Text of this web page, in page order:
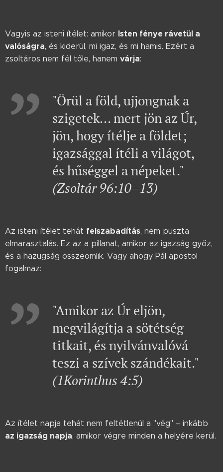
Vagyis az isteni ítélet: amikor Isten fénye rávetül a
valóságra, és kiderül, mi igaz, és mi hamis. Ezért a
zsoltáros nem fél tőle, hanem várja:
"Örül a föld, ujjongnak a
szigetek... mert jön az Úr,
jön, hogy ítélje a földet;
igazsággal ítéli a világot,
és hűséggel a népeket."
(Zsoltár 96:10–13)
Az isteni ítélet tehát felszabadítás, nem puszta
elmarasztalás. Ez az a pillanat, amikor az igazság győz,
és a hazugság összeomlik. Vagy ahogy Pál apostol
fogalmaz:
"Amikor az Úr eljön,
megvilágítja a sötétség
titkait, és nyilvánvalóvá
teszi a szívek szándékait."
(1Korinthus 4:5)
Az ítélet napja tehát nem feltétlenül a "vég" – inkább
az igazság napja, amikor végre minden a helyére kerül.